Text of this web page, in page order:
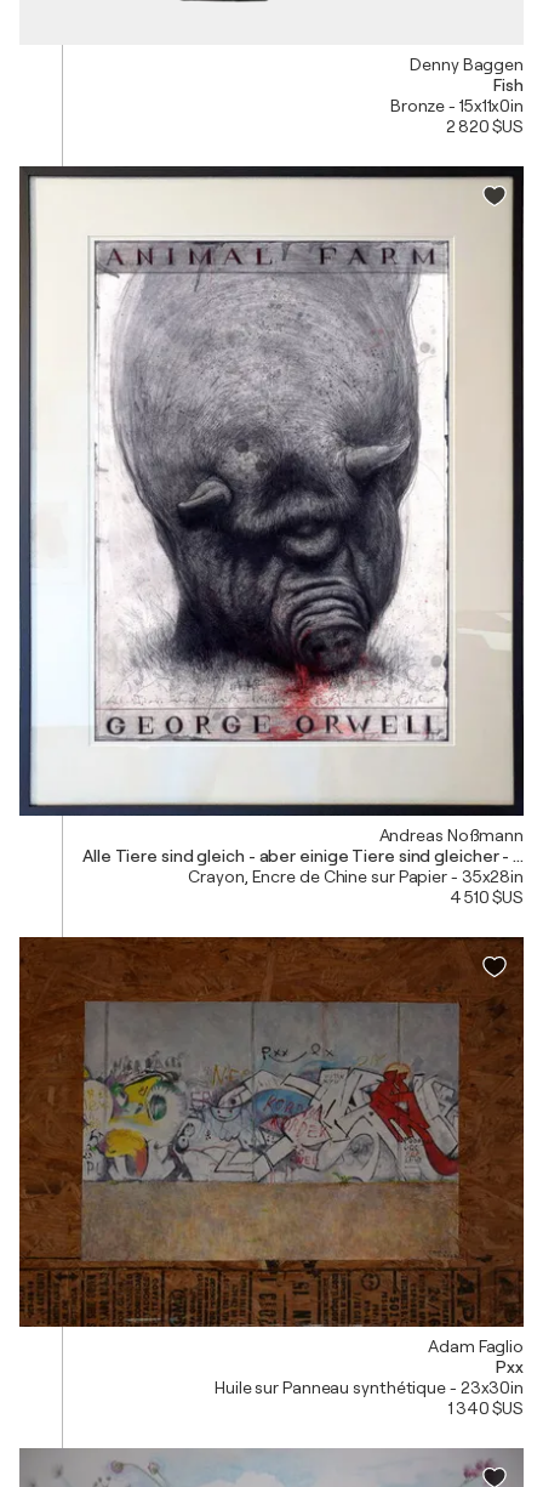
Denny Baggen
Fish
Bronze - 15x11x0in
2 820 $US
Andreas Noßmann
Alle Tiere sind gleich - aber einige Tiere sind gleicher -
Crayon, Encre de Chine sur Papier - 35x28in
4 510 $US
Adam Faglio
Pxx
Huile sur Panneau synthétique - 23x30in
1 340 $US